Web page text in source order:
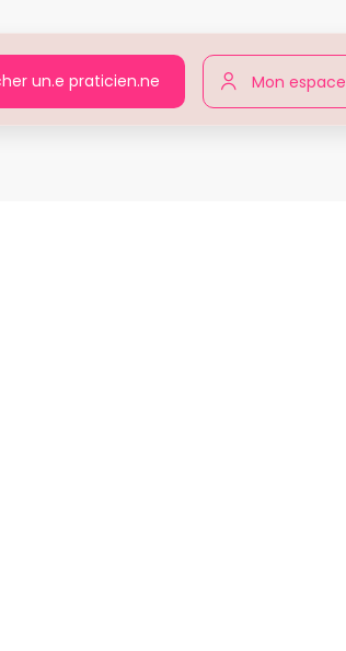
un.e praticien.ne Mon espace
Agir pour toutes Produits